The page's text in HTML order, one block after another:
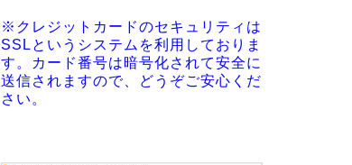
※クレジットカードのセキュリティは
SSLというシステムを利用しておりま
す。カード番号は暗号化されて安全に
送信されますので、どうぞご安心くだ
さい。